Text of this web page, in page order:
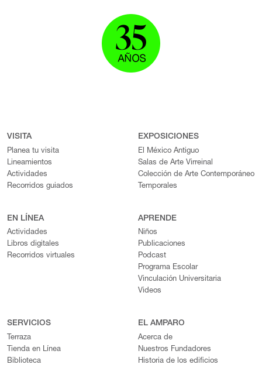
VISITA
Planea tu visita
Lineamientos
Actividades
Recorridos guiados
EXPOSICIONES
El México Antiguo
Salas de Arte Virreinal
Colección de Arte Contemporáneo
Temporales
EN LÍNEA
Actividades
Libros digitales
Recorridos virtuales
APRENDE
Niños
Publicaciones
Podcast
Programa Escolar
Vinculación Universitaria
Videos
SERVICIOS
Terraza
Tienda en Línea
Biblioteca
EL AMPARO
Acerca de
Nuestros Fundadores
Historia de los edificios